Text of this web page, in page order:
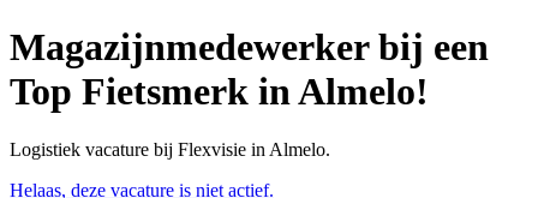
Magazijnmedewerker bij een
Top Fietsmerk in Almelo!
Logistiek vacature bij Flexvisie in Almelo.
Helaas, deze vacature is niet actief.